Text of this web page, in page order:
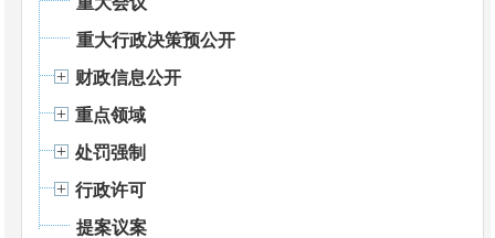
重大行政决策预公开
财政信息公开
重点领域
处罚强制
行政许可
提案议案